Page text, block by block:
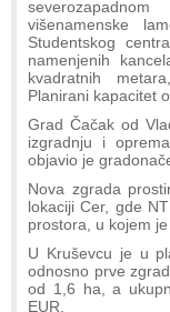
višenamenske
Studentskog
namenjenih
kvadratnih
Planirani kapacitet
Grad Čačak od
izgradnju i
objavio je
Nova zgrada
lokaciji Cer, gde
prostora, u kojem
U Kruševcu je u
odnosno prve
od 1,6 ha, a
EUR.